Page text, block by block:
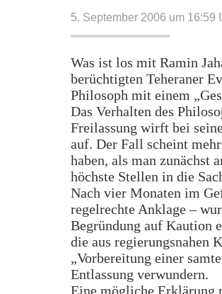
5. September 2006 um 16:59
Was ist los mit Ramin
berüchtigten Teheraner
Philosoph mit einem
Das Verhalten des
Freilassung wirft bei
auf. Der Fall scheint
haben, als man zunächst
höchste Stellen in die
Nach vier Monaten im
regelrechte Anklage –
Begründung auf Kaution
die aus regierungsnahen
„Vorbereitung einer
Entlassung verwundern.
Eine mögliche Erklärung